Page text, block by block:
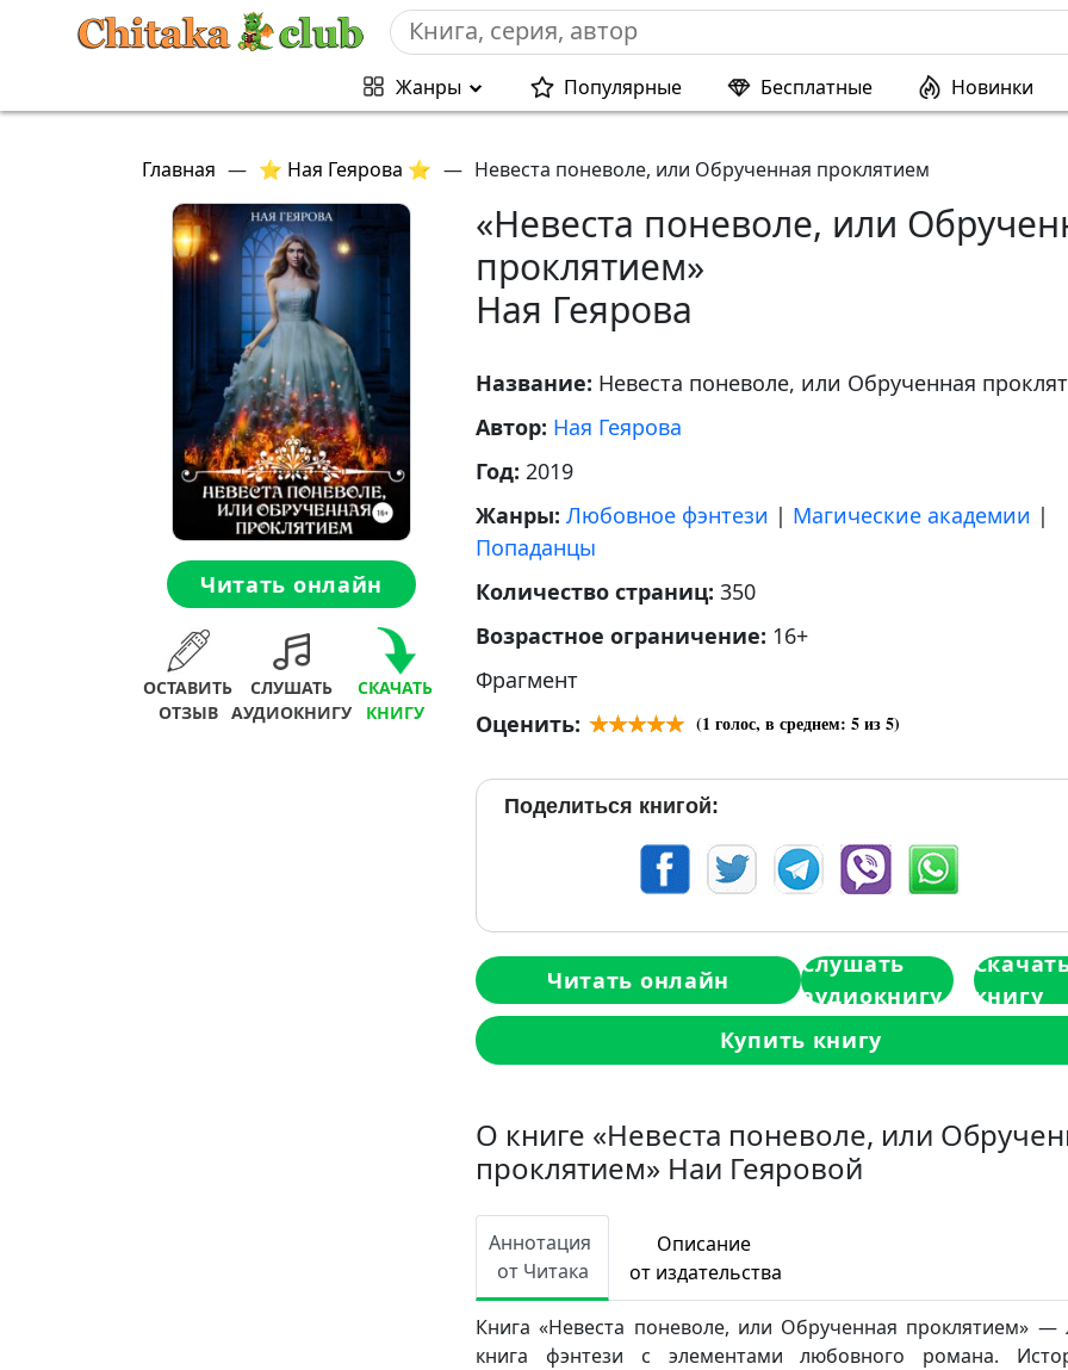
Жанры Популярные Бесплатные Новинки
Главная — ⭐ Ная Геярова ⭐ — Невеста поневоле, или Обрученная проклятием
Читать онлайн
ОСТАВИТЬ
ОТЗЫВ
СЛУШАТЬ
АУДИОКНИГУ
СКАЧАТЬ
КНИГУ
«Невеста поневоле, или
проклятием»
Ная Геярова
Название: Невеста поневоле, или Обрученная
Автор: Ная Геярова
Год: 2019
Жанры: Любовное фэнтези | Магические академии |
Попаданцы
Количество страниц: 350
Возрастное ограничение: 16+
Фрагмент
Оценить:
(1 голос, в среднем: 5из 5)
Поделиться книгой:
Читать онлайн
Слушать
аудиокнигу
книгу
Купить книгу
О книге «Невеста поневоле, или
проклятием» Наи Геяровой
Аннотация
от Читака
Описание
от издательства
Книга «Невеста поневоле, или Обрученная проклятием» —
книга фэнтези с элементами любовного романа.